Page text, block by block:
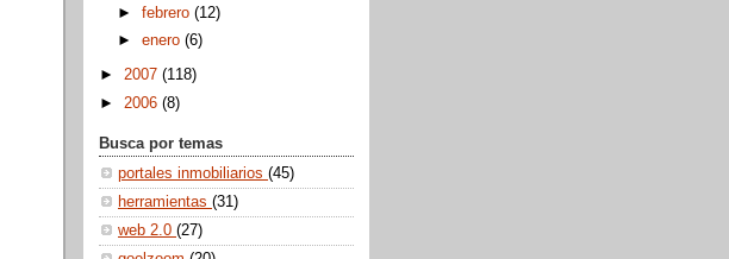
►febrero(12)
►enero(6)
► 2007 (118)
► 2006 (8)
Busca por temas
portales inmobiliarios (45)
herramientas (31)
web 2.0 (27)